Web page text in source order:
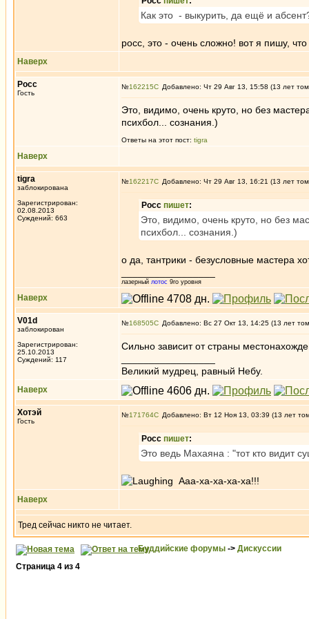
Как это - выкурить, да ещё и
росс, это - очень сложно! вот я пишу,
Наверх
Росс
Гость
№162215 Добавлено: Чт 29 Авг 13, 15:58 (13 лет
Это, видимо, очень круто, но без
психбол... сознания.)
Ответы на этот пост: tigra
Наверх
tigra
заблокирована
Зарегистрирован:
02.08.2013
Суждений: 663
№162217 Добавлено: Чт 29 Авг 13, 16:21 (13 лет
Росс пишет:
Это, видимо, очень круто, но без
психбол... сознания.)
о да, тантрики - безусловные мастера
лазерный лотос 9го уровня
Наверх
V01d
заблокирован
Зарегистрирован:
25.10.2013
Суждений: 117
№168505 Добавлено: Вс 27 Окт 13, 14:25 (13 лет
Сильно зависит от страны
Великий мудрец, равный Небу.
Наверх
Хотэй
Гость
№171764 Добавлено: Вт 12 Ноя 13, 03:39 (13 лет
Росс пишет:
Это ведь Махаяна : "тот кто видит
Ааа-ха-ха-ха-ха!!!
Наверх
Тред сейчас никто не читает.
Буддийские форумы -> Дискуссии
Страница 4 из 4